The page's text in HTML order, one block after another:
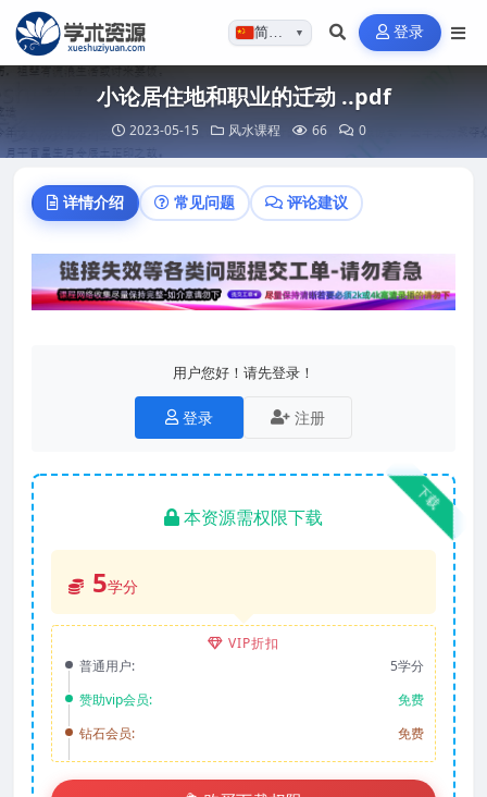
简体…▼ 登录
小论居住地和职业的迁动 ..pdf
2023-05-15 风水课程 66 0
详情介绍 常见问题 评论建议
用户您好！请先登录！
登录 注册
下载
本资源需权限下载
5学分
VIP折扣
普通用户:
5学分
赞助vip会员:
免费
钻石会员:
免费